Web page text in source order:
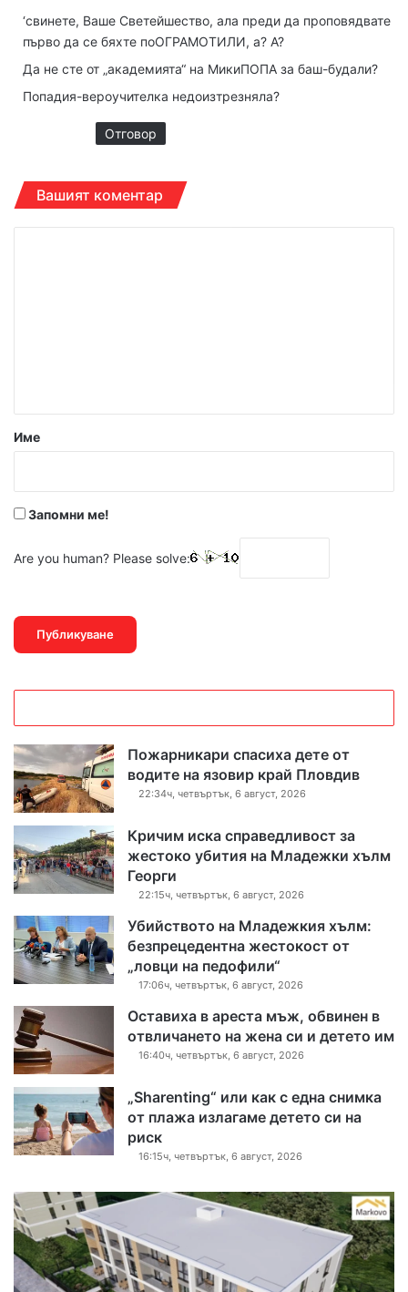
а
:
‘свинете, Ваше Светейшество, ала преди да проповядвате
първо да се бяхте поОГРАМОТИЛИ, а? А?
Да не сте от „академията“ на МикиПОПА за баш-будали?
Попадия-вероучителка недоизтрезняла?
Отговор
Вашият коментар
р
Име
Запомни ме!
Are you human? Please solve:
Пожарникари спасиха дете от
водите на язовир край Пловдив
22:34ч, четвъртък, 6 август, 2026
Кричим иска справедливост за
жестоко убития на Младежки хълм
Георги
22:15ч, четвъртък, 6 август, 2026
Убийството на Младежкия хълм:
безпрецедентна жестокост от
„ловци на педофили“
17:06ч, четвъртък, 6 август, 2026
Оставиха в ареста мъж, обвинен в
отвличането на жена си и детето им
16:40ч, четвъртък, 6 август, 2026
„Sharenting“ или как с една снимка
от плажа излагаме детето си на
риск
16:15ч, четвъртък, 6 август, 2026